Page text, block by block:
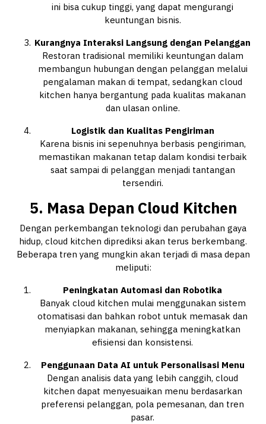
ini bisa cukup tinggi, yang dapat mengurangi
keuntungan bisnis.
Kurangnya Interaksi Langsung dengan Pelanggan
Restoran tradisional memiliki keuntungan dalam
membangun hubungan dengan pelanggan melalui
pengalaman makan di tempat, sedangkan cloud
kitchen hanya bergantung pada kualitas makanan
dan ulasan online.
Logistik dan Kualitas Pengiriman
Karena bisnis ini sepenuhnya berbasis pengiriman,
memastikan makanan tetap dalam kondisi terbaik
saat sampai di pelanggan menjadi tantangan
tersendiri.
5. Masa Depan Cloud Kitchen
Dengan perkembangan teknologi dan perubahan gaya
hidup, cloud kitchen diprediksi akan terus berkembang.
Beberapa tren yang mungkin akan terjadi di masa depan
meliputi:
Peningkatan Automasi dan Robotika
Banyak cloud kitchen mulai menggunakan sistem
otomatisasi dan bahkan robot untuk memasak dan
menyiapkan makanan, sehingga meningkatkan
efisiensi dan konsistensi.
Penggunaan Data AI untuk Personalisasi Menu
Dengan analisis data yang lebih canggih, cloud
kitchen dapat menyesuaikan menu berdasarkan
preferensi pelanggan, pola pemesanan, dan tren
pasar.